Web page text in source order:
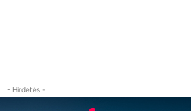
- Hirdetés -